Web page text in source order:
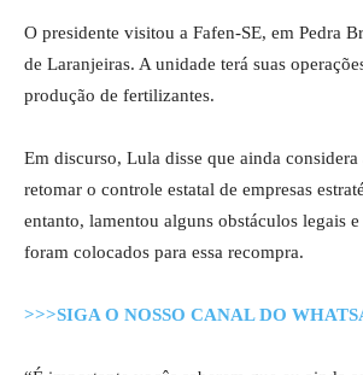
O presidente visitou a Fafen-SE, em Pedra
de Laranjeiras. A unidade terá suas
produção de fertilizantes.
Em discurso, Lula disse que ainda
retomar o controle estatal de empresas
entanto, lamentou alguns obstáculos legais
foram colocados para essa recompra.
>>>SIGA O NOSSO CANAL DO